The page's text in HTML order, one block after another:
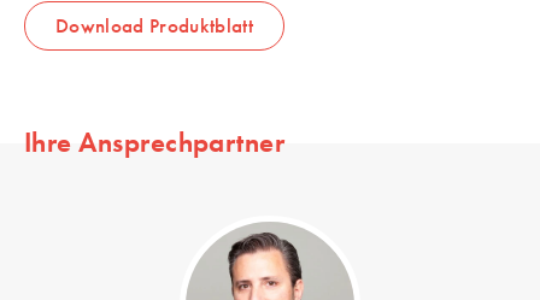
Download Produktblatt
Ihre Ansprechpartner